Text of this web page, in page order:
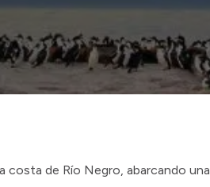
costa de Río Negro, abarcando una